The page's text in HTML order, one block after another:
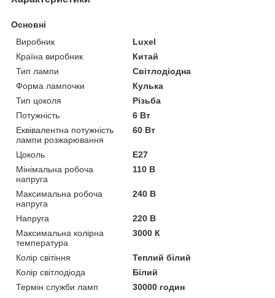
Основні
Виробник
Luxel
Країна виробник
Китай
Тип лампи
Світлодіодна
Форма лампочки
Кулька
Тип цоколя
Різьба
Потужність
6 Вт
Еквівалентна потужність
лампи розжарювання
60 Вт
Цоколь
E27
Мінімальна робоча
напруга
110 В
Максимальна робоча
напруга
240 В
Напруга
220 В
Максимальна колірна
температура
3000 К
Колір світіння
Теплий білий
Колір світлодіода
Білий
Термін служби ламп
30000 годин